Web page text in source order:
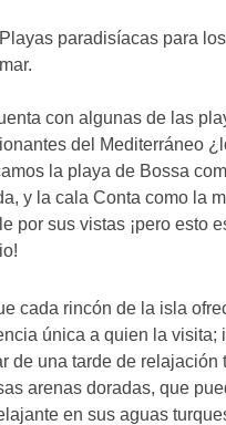
Playas paradisíacas para
mar.
con algunas de las
del Mediterráneo
la playa de Bossa
y la cala Conta como la
por sus vistas ¡pero esto
cada rincón de la isla
única a quien la visita;
de una tarde de relajación
arenas doradas, que
en sus aguas